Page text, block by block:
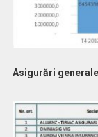
Asigurări generale